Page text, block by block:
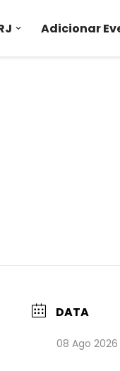
Adicionar
DATA
08 Ago 2026